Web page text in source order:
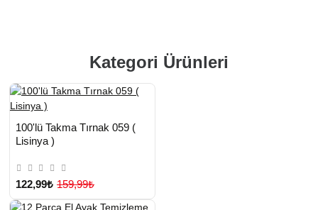
Kategori Ürünleri
TESLİMAT
100'lü Takma Tırnak 059 (
Lisinya )
122,99₺ 159,99₺